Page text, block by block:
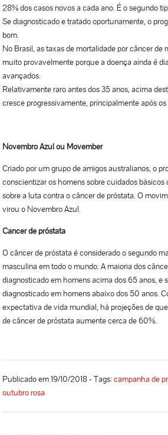
28% dos casos novos a cada ano. É o segundo
Se diagnosticado e tratado oportunamente, o
bom.
No Brasil, as taxas de mortalidade por câncer de
muito provavelmente porque a doença ainda é
avançados.
Relativamente raro antes dos 35 anos, acima
cresce progressivamente, principalmente após
Novembro Azul ou Movember
Criado por um grupo de amigos australianos, o
conscientizar os homens sobre cuidados básicos
sobre a luta contra o câncer de próstata. O
virou o Novembro Azul.
Câncer de próstata
O câncer de próstata é considerado o segundo
masculina em todo o mundo. A maioria dos
diagnosticado em homens acima dos 65 anos, e
diagnosticado em homens abaixo dos 50 anos.
expectativa de vida mundial, há projeções de
de câncer de próstata aumente cerca de 60%.
Publicado em 19/10/2018 - Tags:campanha de
outubro rosa